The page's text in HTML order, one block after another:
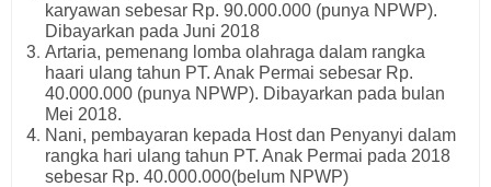
karyawan sebesar Rp. 90.000.000 (punya NPWP).
Dibayarkan pada Juni 2018
Artaria, pemenang lomba olahraga dalam rangka
haari ulang tahun PT. Anak Permai sebesar Rp.
40.000.000 (punya NPWP). Dibayarkan pada bulan
Mei 2018.
Nani, pembayaran kepada Host dan Penyanyi dalam
rangka hari ulang tahun PT. Anak Permai pada 2018
sebesar Rp. 40.000.000(belum NPWP)